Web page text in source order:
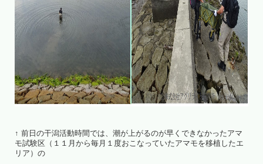
↑ 前日の干潟活動時間では、潮が上がるのが早くできなかったアマ
モ試験区（１１月から毎月１度おこなっていたアマモを移植したエ
リア）の